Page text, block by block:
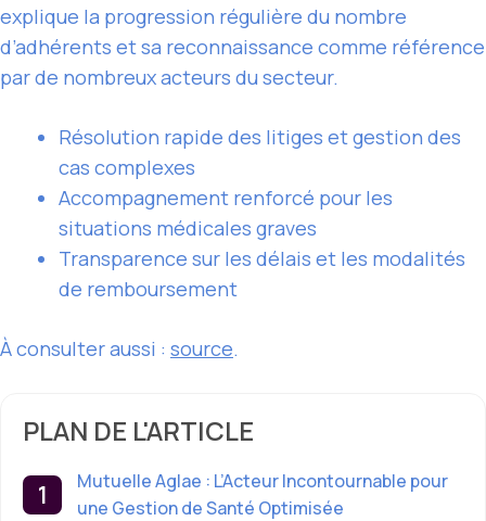
explique la progression régulière du nombre
d’adhérents et sa reconnaissance comme référence
par de nombreux acteurs du secteur.
Résolution rapide des litiges et gestion des
cas complexes
Accompagnement renforcé pour les
situations médicales graves
Transparence sur les délais et les modalités
de remboursement
À consulter aussi : source.
PLAN DE L'ARTICLE
Mutuelle Aglae : L’Acteur Incontournable pour
une Gestion de Santé Optimisée